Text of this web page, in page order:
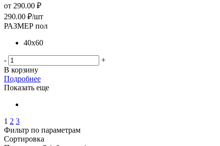
от 290.00 ₽
290.00 ₽/шт
РАЗМЕР пол
40х60
-
+
В корзину
Подробнее
Показать еще
1 2 3
Фильтр по параметрам
Сортировка